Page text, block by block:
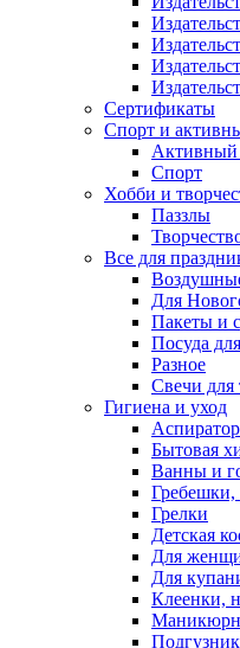
Сертификаты
Спорт и
Активный
Спорт
Хобби и
Паззлы
Все для
Для
Пакеты и
Посуда
Разное
Свечи для
Гигиена и уход
Бытовая
Ванны и
Гребешки,
Грелки
Детская
Для
Для
Клеенки,